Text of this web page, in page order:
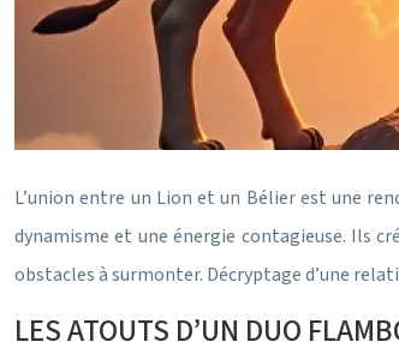
L’union entre un Lion et un Bélier est une
dynamisme et une énergie contagieuse. Ils
obstacles à surmonter. Décryptage d’une
LES ATOUTS D’UN DUO